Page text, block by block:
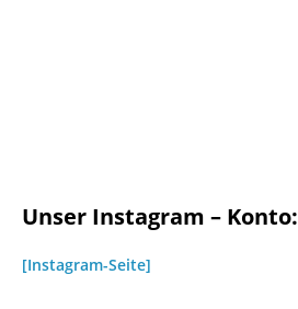
Unser Instagram – Konto:
[Instagram-Seite]